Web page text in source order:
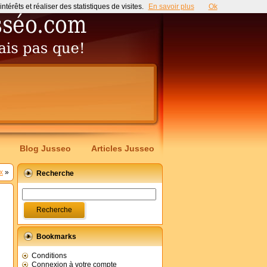
Blog Jusseo Articles Jusseo
» Recherche
Bookmarks
Conditions
Connexion à votre compte
et réaliser des statistiques de visites. En savoir plus Ok